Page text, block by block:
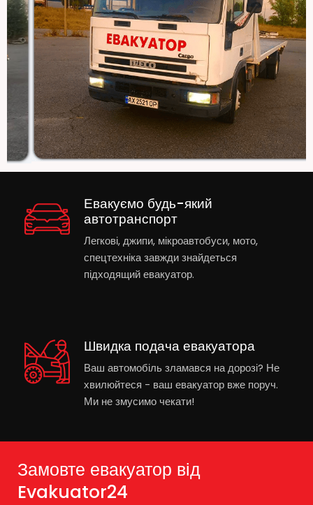
Евакуємо будь-який
автотранспорт
Легкові, джипи, мікроавтобуси, мото,
спецтехніка завжди знайдеться
підходящий евакуатор.
Швидка подача евакуатора
Ваш автомобіль зламався на дорозі? Не
хвилюйтеся - ваш евакуатор вже поруч.
Ми не змусимо чекати!
Замовте евакуатор від
Evakuator24